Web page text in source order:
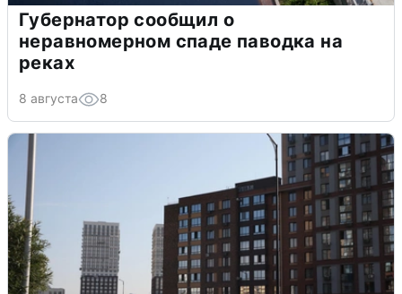
Губернатор сообщил о
неравномерном спаде паводка на
реках
8 августа 8